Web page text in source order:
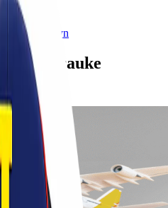
Cherryn
Merauke